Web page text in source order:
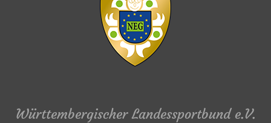
Württembergischer Landessportbund e.V.